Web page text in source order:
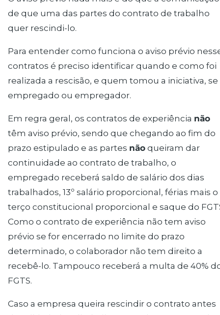
de que uma das partes do contrato de trabalho
quer rescindi-lo.
Para entender como funciona o aviso prévio
contratos é preciso identificar quando e como foi
realizada a rescisão, e quem tomou a iniciativa, se
empregado ou empregador.
Em regra geral, os contratos de experiência não
têm aviso prévio, sendo que chegando ao fim do
prazo estipulado e as partes nãoqueiram dar
continuidade ao contrato de trabalho, o
empregado receberá saldo de salário dos dias
trabalhados, 13º salário proporcional, férias mais o
terço constitucional proporcional e saque do
Como o contrato de experiência não tem aviso
prévio se for encerrado no limite do prazo
determinado, o colaborador não tem direito a
recebê-lo. Tampouco receberá a multa de 40%
FGTS.
Caso a empresa queira rescindir o contrato antes